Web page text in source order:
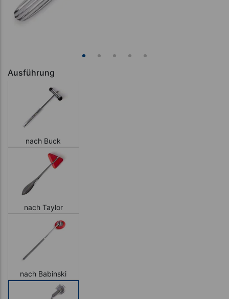
Ausführung
nach Buck
nach Taylor
nach Babinski